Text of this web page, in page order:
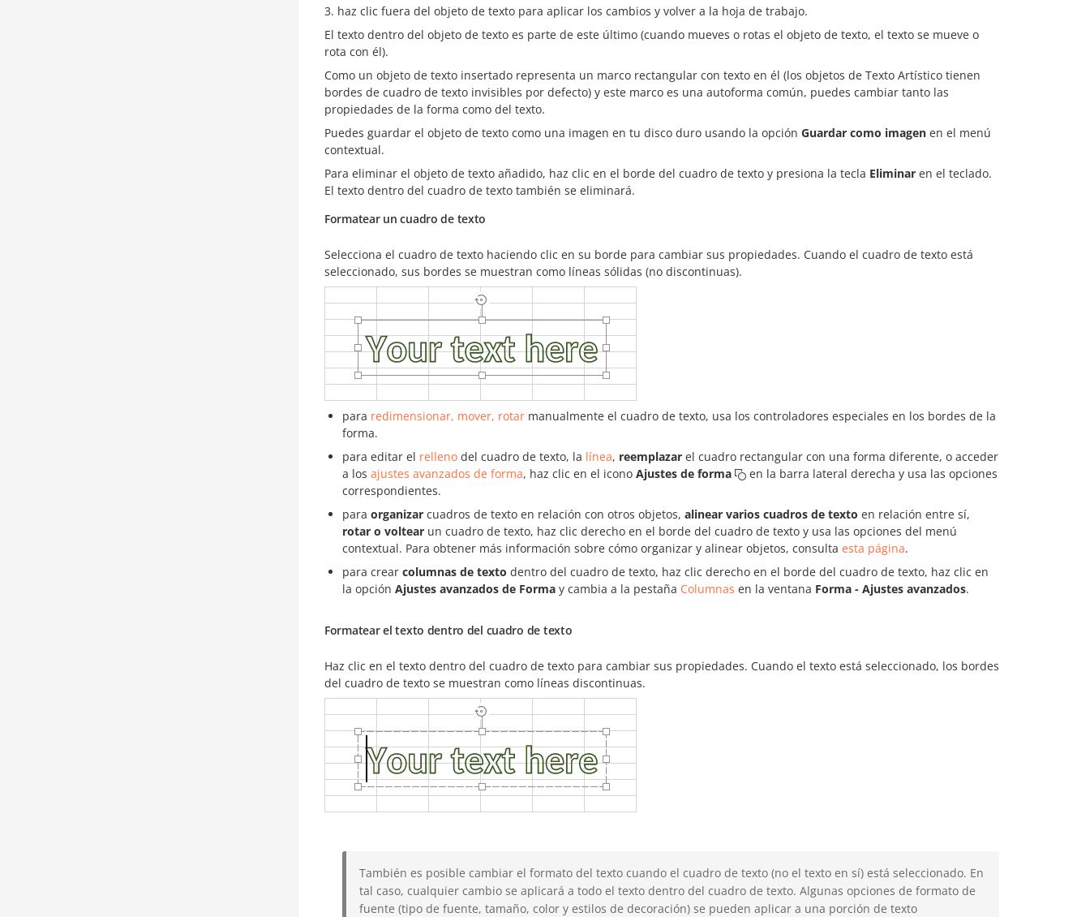
haz clic fuera del objeto de texto para aplicar los cambios y volver a la hoja de trabajo.
El texto dentro del objeto de texto es parte de este último (cuando mueves o rotas el objeto de texto, el texto se mueve o
rota con él).
Como un objeto de texto insertado representa un marco rectangular con texto en él (los objetos de Texto Artístico tienen
bordes de cuadro de texto invisibles por defecto) y este marco es una autoforma común, puedes cambiar tanto las
propiedades de la forma como del texto.
Puedes guardar el objeto de texto como una imagen en tu disco duro usando la opción Guardar como imagen en el menú
contextual.
Para eliminar el objeto de texto añadido, haz clic en el borde del cuadro de texto y presiona la tecla Eliminar en el teclado.
El texto dentro del cuadro de texto también se eliminará.
Formatear un cuadro de texto
Selecciona el cuadro de texto haciendo clic en su borde para cambiar sus propiedades. Cuando el cuadro de texto está
seleccionado, sus bordes se muestran como líneas sólidas (no discontinuas).
para redimensionar, mover, rotar manualmente el cuadro de texto, usa los controladores especiales en los bordes de la
forma.
para editar el relleno del cuadro de texto, la línea, reemplazar el cuadro rectangular con una forma diferente, o acceder
a los ajustes avanzados de forma, haz clic en el icono Ajustes de forma
en la barra lateral derecha y usa las opciones
correspondientes.
para organizar cuadros de texto en relación con otros objetos, alinear varios cuadros de texto en relación entre sí,
rotar o voltear un cuadro de texto, haz clic derecho en el borde del cuadro de texto y usa las opciones del menú
contextual. Para obtener más información sobre cómo organizar y alinear objetos, consulta esta página.
para crear columnas de texto dentro del cuadro de texto, haz clic derecho en el borde del cuadro de texto, haz clic en
la opción Ajustes avanzados de Forma y cambia a la pestaña Columnas en la ventana Forma - Ajustes avanzados.
Formatear el texto dentro del cuadro de texto
Haz clic en el texto dentro del cuadro de texto para cambiar sus propiedades. Cuando el texto está seleccionado, los bordes
del cuadro de texto se muestran como líneas discontinuas.
También es posible cambiar el formato del texto cuando el cuadro de texto (no el texto en sí) está seleccionado. En
tal caso, cualquier cambio se aplicará a todo el texto dentro del cuadro de texto. Algunas opciones de formato de
fuente (tipo de fuente, tamaño, color y estilos de decoración) se pueden aplicar a una porción de texto